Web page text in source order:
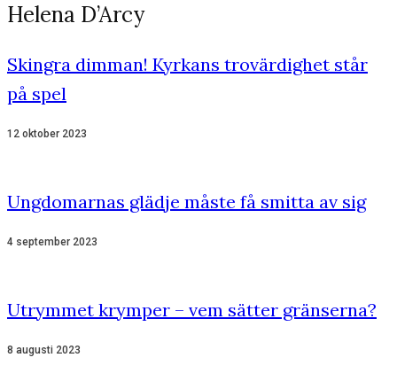
Helena D’Arcy
Skingra dimman! Kyrkans trovärdighet står
på spel
12 oktober 2023
Ungdomarnas glädje måste få smitta av sig
4 september 2023
Utrymmet krymper – vem sätter gränserna?
8 augusti 2023